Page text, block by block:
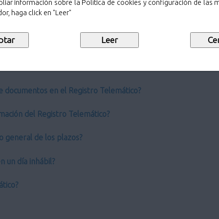
información sobre la Política de cookies y configuración de las
haga click en "Leer"
los Registros administrativos tradicionales?
en el Registro Telemático?
del Registro Telemático?
general de los plazos?
un día inhábil?